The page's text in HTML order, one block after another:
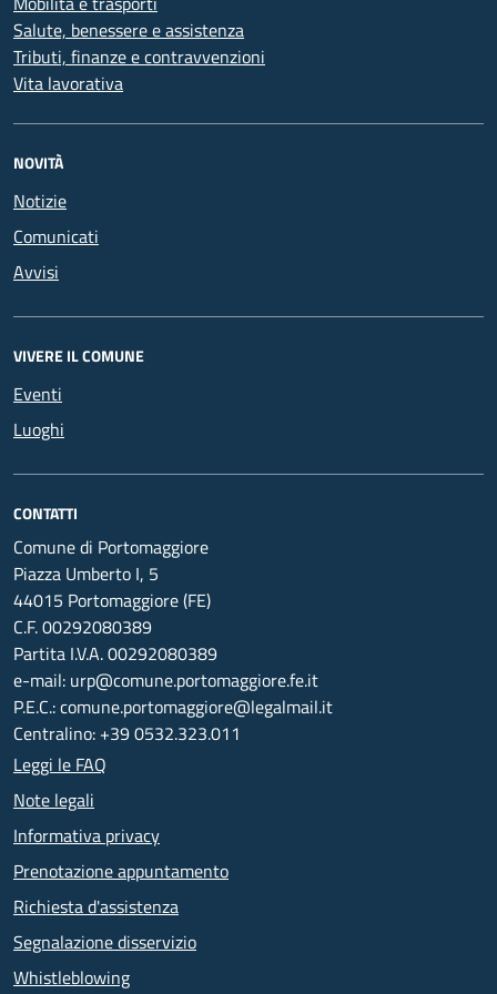
Salute, benessere e assistenza
Tributi, finanze e contravvenzioni
Vita lavorativa
NOVITÀ
Notizie
Comunicati
Avvisi
VIVERE IL COMUNE
Eventi
Luoghi
CONTATTI
Comune di Portomaggiore
Piazza Umberto I, 5
44015 Portomaggiore (FE)
C.F. 00292080389
Partita I.V.A. 00292080389
e-mail: urp@comune.portomaggiore.fe.it
P.E.C.: comune.portomaggiore@legalmail.it
Centralino: +39 0532.323.011
Leggi le FAQ
Note legali
Informativa privacy
Prenotazione appuntamento
Richiesta d'assistenza
Segnalazione disservizio
Whistleblowing